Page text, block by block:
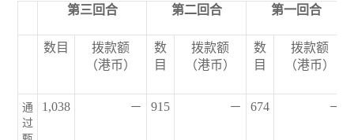
第三回合 第二回合 第一回合
数目
拨款额
（港币）
数
目
拨款额
（港币）
数
目
拨款额
（港币）
通
过
1,038 － 915 － 674 －